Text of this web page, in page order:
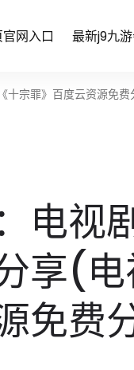
网入口 最新j9九
十宗罪》百度云资源免
电视
享(
免费